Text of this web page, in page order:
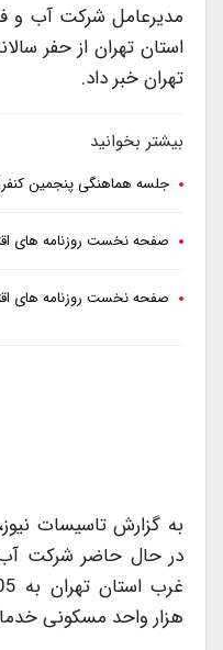
مدیرعامل شرکت آب و
تهران خبر داد.
بیشتر بخوانید
جلسه هماهنگی پنجمین
صفحه نخست روزنامه های اقتصادی
صفحه نخست روزنامه های اقتصادی
به گزارش تاسیسات
در حال حاضر شرکت
هزار واحد مسکونی